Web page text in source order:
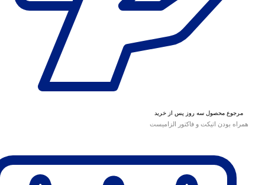
مرجوع محصول سه روز پس از خرید
همراه بودن اتیکت و فاکتور الزامیست